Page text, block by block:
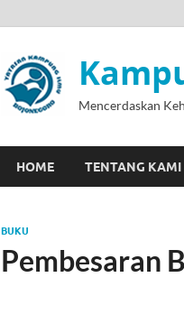
Mencerdaskan
HOME TENTANG KAMI
BUKU
Pembesaran